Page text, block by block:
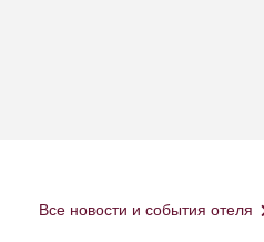
Все новости и события отеля